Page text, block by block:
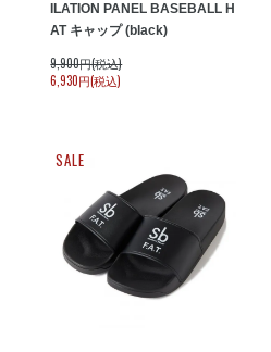
ILATION PANEL BASEBALL H
AT キャップ (black)
9,900円(税込)
6,930円(税込)
SALE